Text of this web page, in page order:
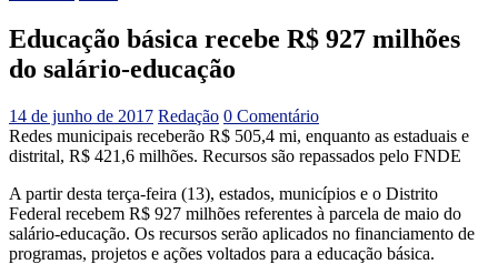
Educação básica recebe R$ 927 milhões
do salário-educação
14 de junho de 2017 Redação 0 Comentário
Redes municipais receberão R$ 505,4 mi, enquanto as estaduais e
distrital, R$ 421,6 milhões. Recursos são repassados pelo FNDE
A partir desta terça-feira (13), estados, municípios e o Distrito
Federal recebem R$ 927 milhões referentes à parcela de maio do
salário-educação. Os recursos serão aplicados no financiamento de
programas, projetos e ações voltados para a educação básica.